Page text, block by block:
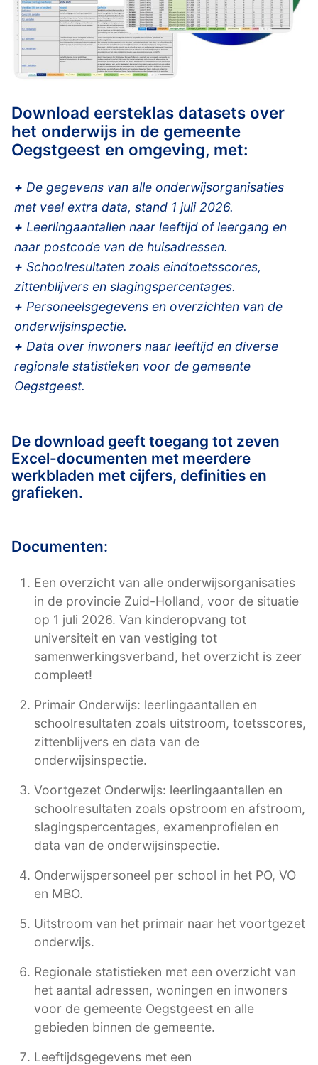
Download eersteklas datasets over
het onderwijs in de gemeente
Oegstgeest en omgeving, met:
+ De gegevens van alle onderwijsorganisaties
met veel extra data, stand 1 juli 2026.
+ Leerlingaantallen naar leeftijd of leergang en
naar postcode van de huisadressen.
+ Schoolresultaten zoals eindtoetsscores,
zittenblijvers en slagingspercentages.
+ Personeelsgegevens en overzichten van de
onderwijsinspectie.
+ Data over inwoners naar leeftijd en diverse
regionale statistieken voor de gemeente
Oegstgeest.
De download geeft toegang tot zeven
Excel-documenten met meerdere
werkbladen met cijfers, definities en
grafieken.
Documenten:
Een overzicht van alle onderwijsorganisaties
in de provincie Zuid-Holland, voor de situatie
op 1 juli 2026. Van kinderopvang tot
universiteit en van vestiging tot
samenwerkingsverband, het overzicht is zeer
compleet!
Primair Onderwijs: leerlingaantallen en
schoolresultaten zoals uitstroom, toetsscores,
zittenblijvers en data van de
onderwijsinspectie.
Voortgezet Onderwijs: leerlingaantallen en
schoolresultaten zoals opstroom en afstroom,
slagingspercentages, examenprofielen en
data van de onderwijsinspectie.
Onderwijspersoneel per school in het PO, VO
en MBO.
Uitstroom van het primair naar het voortgezet
onderwijs.
Regionale statistieken met een overzicht van
het aantal adressen, woningen en inwoners
voor de gemeente Oegstgeest en alle
gebieden binnen de gemeente.
Leeftijdsgegevens met een